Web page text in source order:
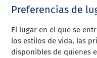
Preferencias de
El lugar en el que se
los estilos de vida, las
disponibles de quienes